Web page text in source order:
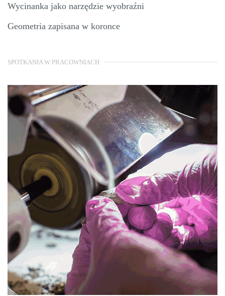
Wycinanka jako narzędzie wyobraźni
Geometria zapisana w koronce
SPOTKANIA W PRACOWNIACH